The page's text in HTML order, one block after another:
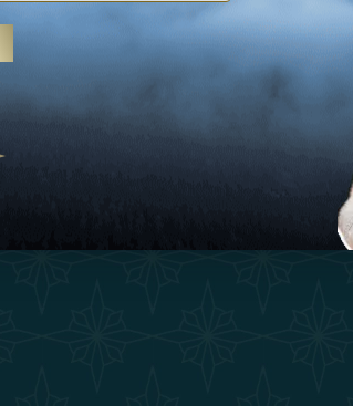
termali e yoga, gli
crescono come
benessere
pour les voyageurs des
le voyage de luxe
Esperienza